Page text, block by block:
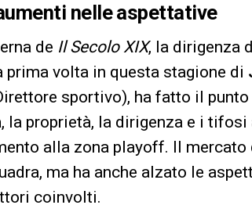
nelle aspettative
de Il Secolo XIX, la dirigenza
prima volta in questa stagione di
sportivo), ha fatto il
, la proprietà, la dirigenza e i
alla zona playoff. Il mercato
ma ha anche alzato le
coinvolti.